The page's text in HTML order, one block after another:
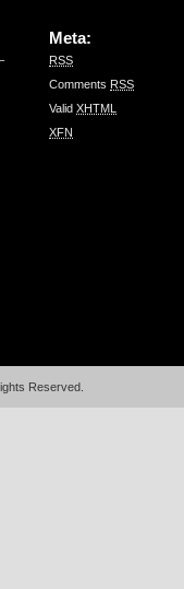
Meta:
RSS
Comments RSS
Valid XHTML
XFN
Reserved.